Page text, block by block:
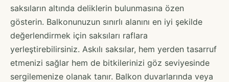
saksıların altında deliklerin bulunmasına özen
gösterin. Balkonunuzun sınırlı alanını en iyi şekilde
değerlendirmek için saksıları raflara
yerleştirebilirsiniz. Askılı saksılar, hem yerden tasarruf
etmenizi sağlar hem de bitkilerinizi göz seviyesinde
sergilemenize olanak tanır. Balkon duvarlarında veya